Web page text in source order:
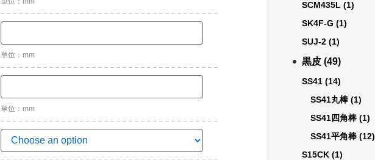
単位：mm
単位：mm
SCM435L (1)
SK4F-G (1)
SUJ-2 (1)
黒皮 (49)
SS41 (14)
SS41丸棒 (1)
SS41四角棒 (1)
SS41平角棒 (12)
S15CK (1)